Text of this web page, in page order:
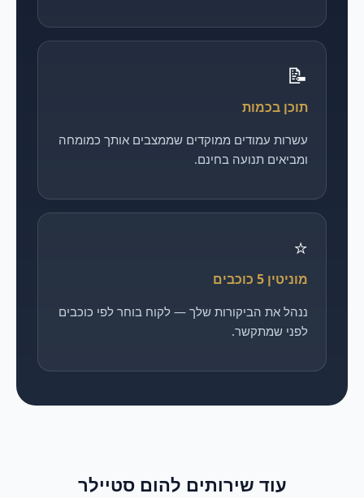
📝
תוכן בכמות
עשרות עמודים ממוקדים שממצבים אותך כמומחה
ומביאים תנועה בחינם.
⭐
מוניטין 5 כוכבים
ננהל את הביקורות שלך — לקוח בוחר לפי כוכבים
לפני שמתקשר.
עוד שירותים להום סטיילר